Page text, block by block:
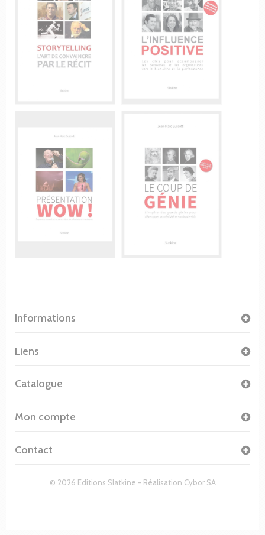
Informations
© 2026 Editions Slatkine - Réalisation Cybor SA
Liens
Catalogue
Mon compte
Contact